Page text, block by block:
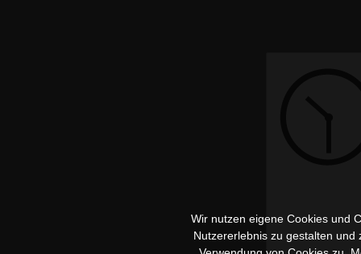
Wir nutzen eigene Cookies und
Nutzererlebnis zu gestalten